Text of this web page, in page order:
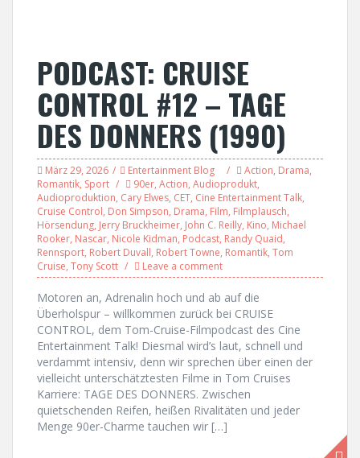
PODCAST: CRUISE
CONTROL #12 – TAGE
DES DONNERS (1990)
März 29, 2026 Entertainment Blog Action, Drama,
Romantik, Sport 90er, Action, Audioprodukt,
Audioproduktion, Cary Elwes, CET, Cine Entertainment Talk,
Cruise Control, Don Simpson, Drama, Film, Filmplausch,
Hörsendung, Jerry Bruckheimer, John C. Reilly, Kino, Michael
Rooker, Nascar, Nicole Kidman, Podcast, Randy Quaid,
Rennsport, Robert Duvall, Robert Towne, Romantik, Tom
Cruise, Tony Scott Leave a comment
Motoren an, Adrenalin hoch und ab auf die
Überholspur – willkommen zurück bei CRUISE
CONTROL, dem Tom-Cruise-Filmpodcast des Cine
Entertainment Talk! Diesmal wird’s laut, schnell und
verdammt intensiv, denn wir sprechen über einen der
vielleicht unterschätztesten Filme in Tom Cruises
Karriere: TAGE DES DONNERS. Zwischen
quietschenden Reifen, heißen Rivalitäten und jeder
Menge 90er-Charme tauchen wir […]